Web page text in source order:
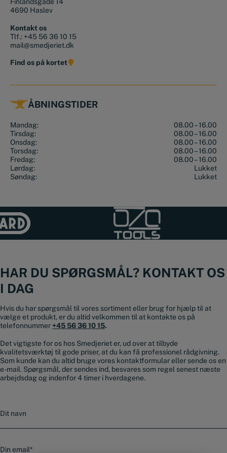
4690 Haslev
Kontakt os
Tlf.: +45 56 36 10 15
mail@smedjeriet.dk
Find os på kortet
ÅBNINGSTIDER
Mandag:
08.00 – 16.00
Tirsdag:
08.00 – 16.00
Onsdag:
08.00 – 16.00
Torsdag:
08.00 – 16.00
Fredag:
08.00 – 16.00
Lørdag:
Lukket
Søndag:
Lukket
HAR DU SPØRGSMÅL? KONTAKT OS
I DAG
Hvis du har spørgsmål til vores sortiment eller brug for hjælp til at
vælge et produkt, er du altid velkommen til at kontakte os på
telefonnummer +45 56 36 10 15.
Det vigtigste for os hos Smedjeriet er, ud over at tilbyde
kvalitetsværktøj til gode priser, at du kan få professionel rådgivning.
Som kunde kan du altid bruge vores kontaktformular eller sende os en
e-mail. Spørgsmål, der sendes ind, besvares som regel senest næste
arbejdsdag og indenfor 4 timer i hverdagene.
a
-